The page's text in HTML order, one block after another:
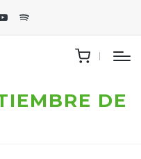
YoutubeSpotify
DE